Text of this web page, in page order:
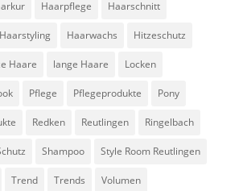
Haarpflege Haarschnitt
Haarstyling Haarwachs Hitzeschutz
Haare lange Haare Locken
Pflege Pflegeprodukte Pony
Redken Reutlingen Ringelbach
Shampoo Style Room Reutlingen
Trend Trends Volumen